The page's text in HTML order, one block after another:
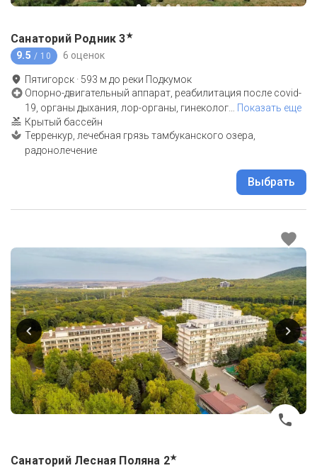
Санаторий Родник 3★
9.5 / 10 6 оценок
Пятигорск · 593 м до реки Подкумок
Опорно-двигательный аппарат, реабилитация после covid-
19, органы дыхания, лор-органы, гинеколог
Показать еще
Крытый бассейн
Терренкур, лечебная грязь тамбуканского озера,
радонолечение
Выбрать
Санаторий Лесная Поляна 2★